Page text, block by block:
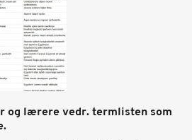
og lærere vedr. termlisten som